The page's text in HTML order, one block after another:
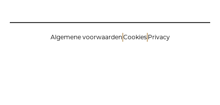
Algemene voorwaarden Cookies Privacy